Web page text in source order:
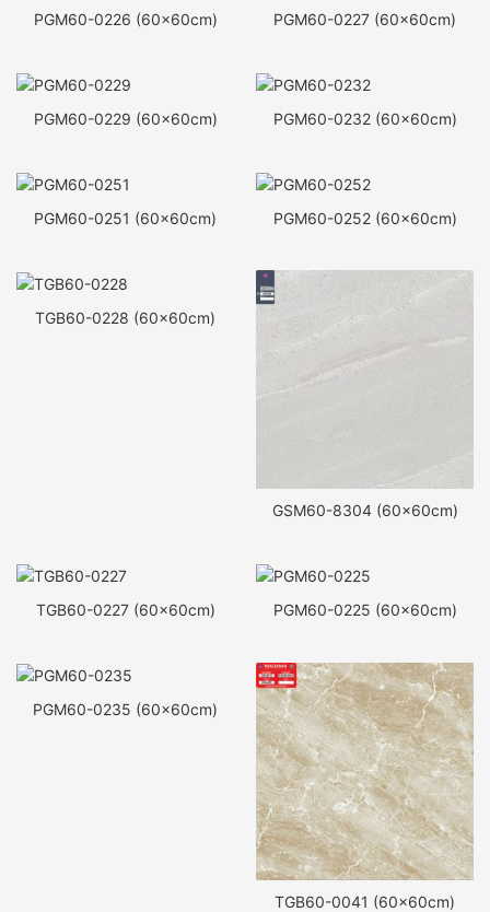
PGM60-0226 (60x60cm) PGM60-0227 (60x60cm)
PGM60-0229 (60x60cm) PGM60-0232 (60x60cm)
PGM60-0251 (60x60cm) PGM60-0252 (60x60cm)
TGB60-0228 (60x60cm)
GSM60-8304 (60x60cm)
TGB60-0227 (60x60cm) PGM60-0225 (60x60cm)
PGM60-0235 (60x60cm)
TGB60-0041 (60x60cm)